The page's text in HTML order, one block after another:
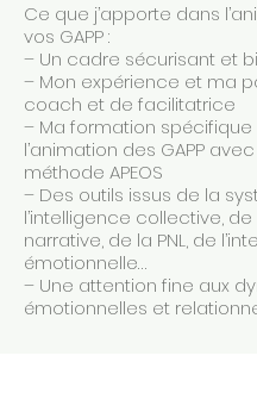
Ce que j’apporte dans
vos GAPP :
– Un cadre sécurisant et
– Mon expérience et ma
coach et de facilitatrice
– Ma formation spécifique
l’animation des GAPP
méthode APEOS
– Des outils issus de la
l’intelligence collective, de
narrative, de la PNL, de
émotionnelle…
– Une attention fine aux
émotionnelles et